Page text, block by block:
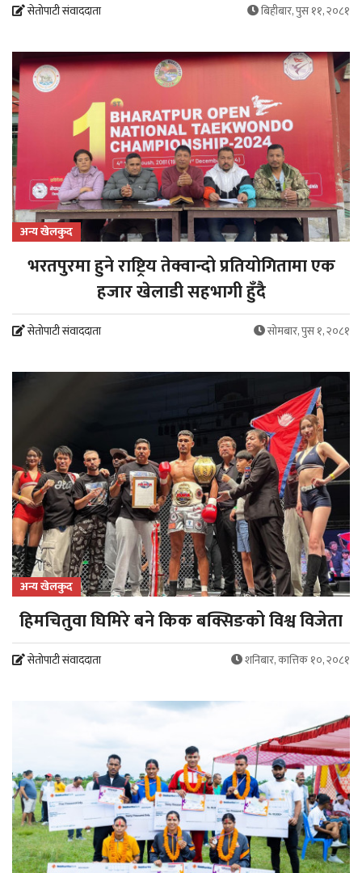
सेतोपाटी संवाददाता बिहीबार, पुस ११, २०८१
अन्य खेलकुद
भरतपुरमा हुने राष्ट्रिय तेक्वान्दो प्रतियोगितामा एक
हजार खेलाडी सहभागी हुँदै
सेतोपाटी संवाददाता सोमबार, पुस १, २०८१
अन्य खेलकुद
हिमचितुवा घिमिरे बने किक बक्सिङको विश्व विजेता
सेतोपाटी संवाददाता शनिबार, कात्तिक १०, २०८१